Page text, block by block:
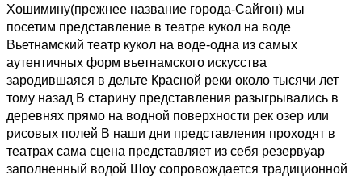
Хошимину(прежнее название города-Сайгон) мы
посетим представление в театре кукол на воде
Вьетнамский театр кукол на воде-одна из самых
аутентичных форм вьетнамского искусства
зародившаяся в дельте Красной реки около тысячи лет
тому назад В старину представления разыгрывались в
деревнях прямо на водной поверхности рек озер или
рисовых полей В наши дни представления проходят в
театрах сама сцена представляет из себя резервуар
заполненный водой Шоу сопровождается традиционной